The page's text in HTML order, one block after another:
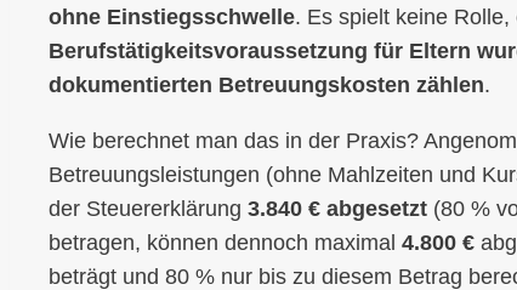
ohne Einstiegsschwelle. Es spielt keine
Berufstätigkeitsvoraussetzung für Eltern
dokumentierten Betreuungskosten zählen.
Wie berechnet man das in der Praxis?
Betreuungsleistungen (ohne Mahlzeiten und
der Steuererklärung 3.840 € abgesetzt (80 %
betragen, können dennoch maximal 4.800 €
beträgt und 80 % nur bis zu diesem Betrag